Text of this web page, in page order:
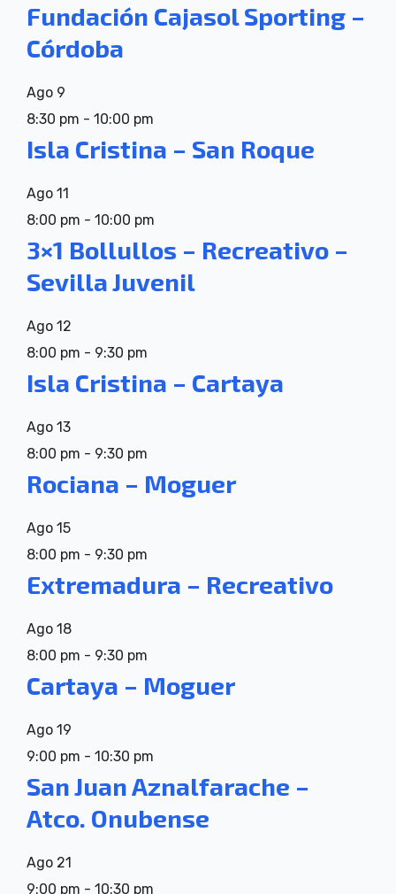
Fundación Cajasol Sporting –
Córdoba
Ago 9
8:30 pm - 10:00 pm
Isla Cristina – San Roque
Ago 11
8:00 pm - 10:00 pm
3×1 Bollullos – Recreativo –
Sevilla Juvenil
Ago 12
8:00 pm - 9:30 pm
Isla Cristina – Cartaya
Ago 13
8:00 pm - 9:30 pm
Rociana – Moguer
Ago 15
8:00 pm - 9:30 pm
Extremadura – Recreativo
Ago 18
8:00 pm - 9:30 pm
Cartaya – Moguer
Ago 19
9:00 pm - 10:30 pm
San Juan Aznalfarache –
Atco. Onubense
Ago 21
9:00 pm - 10:30 pm